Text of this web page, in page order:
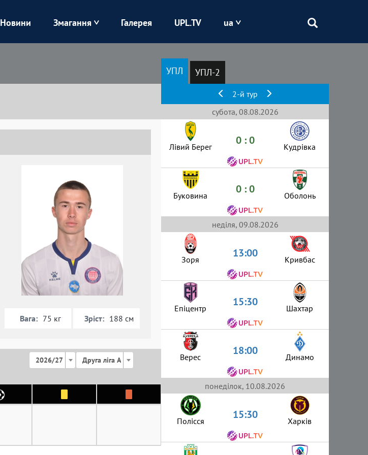
Колос Кривбас
Оболонь
Новини Змагання Галерея UPL.TV ua
Вага: 75 кг Зріст: 188 см
2026/27 Друга ліга А
УПЛ УПЛ-2
2-й тур
субота, 08.08.2026
Лівий Берег 0 : 0 Кудрівка
Буковина 0 : 0 Оболонь
неділя, 09.08.2026
Зоря 13:00 Кривбас
Епіцентр 15:30 Шахтар
Верес 18:00 Динамо
понеділок, 10.08.2026
Полісся 15:30 Харків